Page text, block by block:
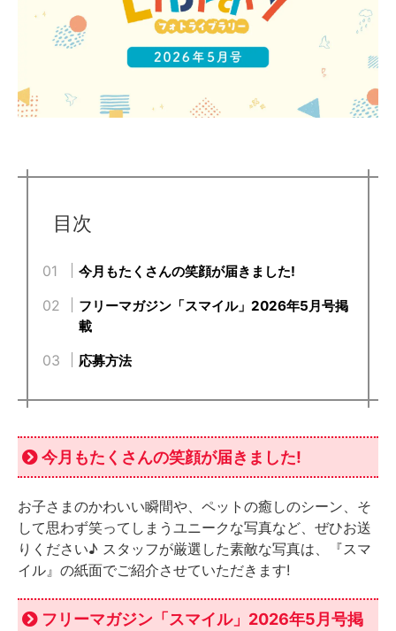
目次
今月もたくさんの笑顔が届きました!
フリーマガジン「スマイル」2026年5月号掲
載
応募方法
今月もたくさんの笑顔が届きました!
お子さまのかわいい瞬間や、ペットの癒しのシーン、そ
して思わず笑ってしまうユニークな写真など、ぜひお送
りください♪ スタッフが厳選した素敵な写真は、『スマ
イル』の紙面でご紹介させていただきます!
フリーマガジン「スマイル」2026年5月号掲